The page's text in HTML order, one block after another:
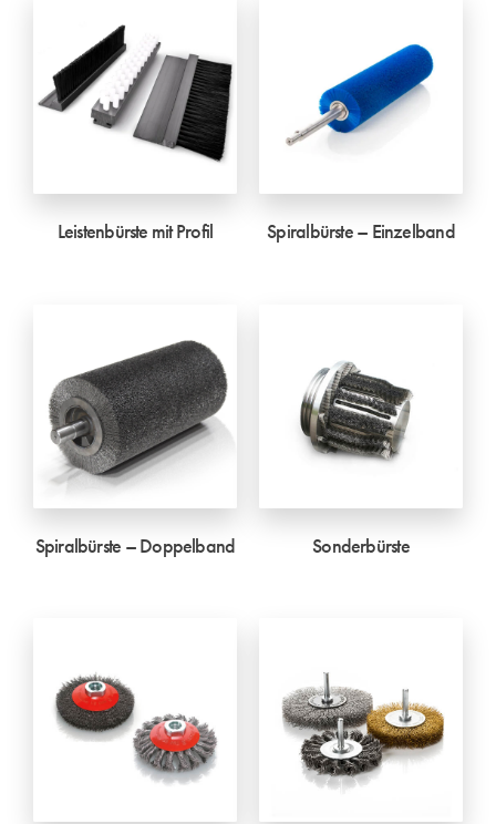
Leistenbürste mit Profil Spiralbürste – Einzelband
Spiralbürste – Doppelband Sonderbürste